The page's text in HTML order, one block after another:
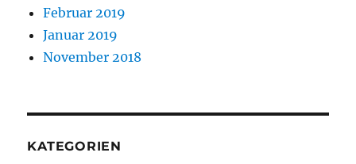
Februar 2019
Januar 2019
November 2018
KATEGORIEN